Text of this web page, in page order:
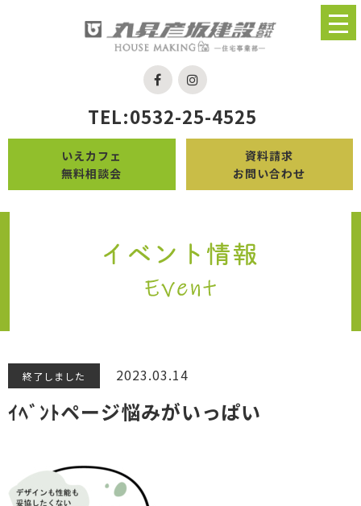
TEL:0532-25-4525
いえカフェ
無料相談会
資料請求
お問い合わせ
終了しました 2023.03.14
ｲﾍﾞﾝﾄページ悩みがいっぱい